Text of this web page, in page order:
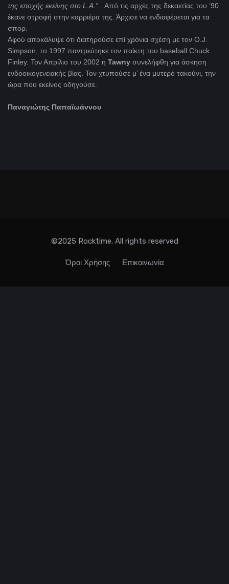
της εποχής εκείνης στο L A .” . Από τις αρχές της δεκαετίας του ’90
έκανε στροφή στην καρριέρα της. Άρχισε να ενδιαφέρεται για τα
σπορ.
Αφού αποκάλυψε ότι διατηρούσε επί χρόνια σχέση με τον O.J.
Simpson , το 1997 παντρεύτηκε τον παίκτη του baseball Chuck
Finley. Τον Απρίλιο του 2002 η Tawny συνελήφθη για άσκηση
ενδοοικογενειακής βίας. Τον χτυπούσε μ’ ένα μυτερό τακούνι, την
ώρα που εκείνος οδηγούσε.
Παναγιώτης Παπαϊωάννου
©2025 Rocktime. All rights reserved
Όροι Χρήσης Επικοινωνία